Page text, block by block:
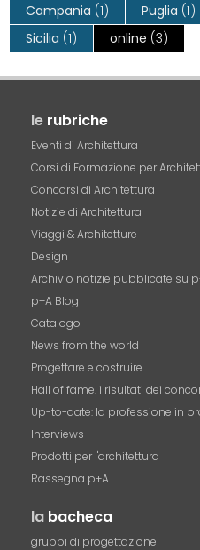
Campania (1) Puglia (1)
Sicilia (1) online (3)
le rubriche
Eventi di Architettura
Corsi di Formazione per
Concorsi di Architettura
Notizie di Architettura
Viaggi & Architetture
Design
Archivio notizie pubblicate su
p+A Blog
Catalogo
News from the world
Progettare e costruire
Hall of fame. i risultati dei
Up-to-date: la professione in
Interviews
Prodotti per l'architettura
Rassegna p+A
la bacheca
gruppi di progettazione